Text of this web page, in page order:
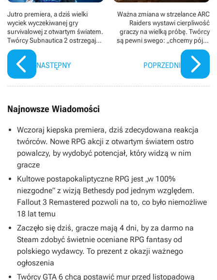
Jutro premiera, a dziś wielki
wyciek wyczekiwanej gry
survivalowej z otwartym światem.
Twórcy Subnautica 2 ostrzegają
graczy i zalecają ostrożność
NASTĘPNY
Ważna zmiana w strzelance ARC
Raiders wystawi cierpliwość
graczy na wielką próbę. Twórcy
są pewni swego: „chcemy pójść
dalej, pokazując Wam szerszy
wszechświat”
POPRZEDNI
Najnowsze Wiadomości
Wczoraj kiepska premiera, dziś zdecydowana reakcja
twórców. Nowe RPG akcji z otwartym światem ostro
powalczy, by wydobyć potencjał, który widzą w nim
gracze
Kultowe postapokaliptyczne RPG jest „w 100%
niezgodne” z wizją Bethesdy pod jednym względem.
Fallout 3 Remastered pozwoli na to, co było niemożliwe
18 lat temu
Zaczęło się dziś, gracze mają 4 dni, by za darmo na
Steam zdobyć świetnie oceniane RPG fantasy od
polskiego wydawcy. To prezent z okazji ważnego
ogłoszenia
Twórcy GTA 6 chcą postawić mur przed listopadową